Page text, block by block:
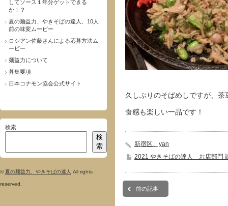
してソース１年分ゲットできる
か！？
夏の麺益力、やきそばの達人、10人
前の味変ムービー
ロシアン佐藤さんによる応募方法ム
ービー
麺益力について
募集要項
日本コナモン協会公式サイト
検索
検
索
©夏の麺益力、やきそばの達人 All rights
reserved.
久しぶりのそばめしですが、
食感も楽しい一品です！
新宿区、yan
2021 やきそばの達人 お店部門
前の記事